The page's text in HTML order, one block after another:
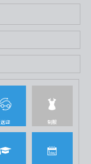
送迎 制服